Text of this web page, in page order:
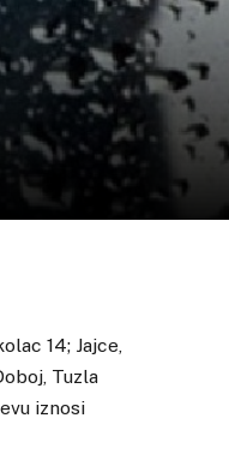
14; Jajce,
Tuzla
iznosi